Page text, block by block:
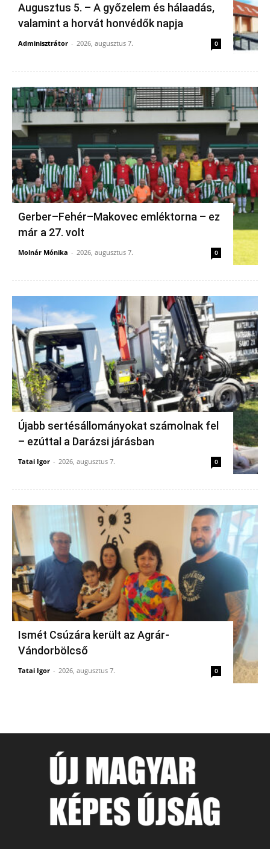
Augusztus 5. – A győzelem és hálaadás,
valamint a horvát honvédők napja
Adminisztrátor - 2026, augusztus 7. 0
Gerber–Fehér–Makovec emléktorna – ez
már a 27. volt
Molnár Mónika - 2026, augusztus 7. 0
Újabb sertésállományokat számolnak fel
– ezúttal a Darázsi járásban
Tatai Igor - 2026, augusztus 7. 0
Ismét Csúzára került az Agrár-
Vándorbölcső
Tatai Igor - 2026, augusztus 7. 0